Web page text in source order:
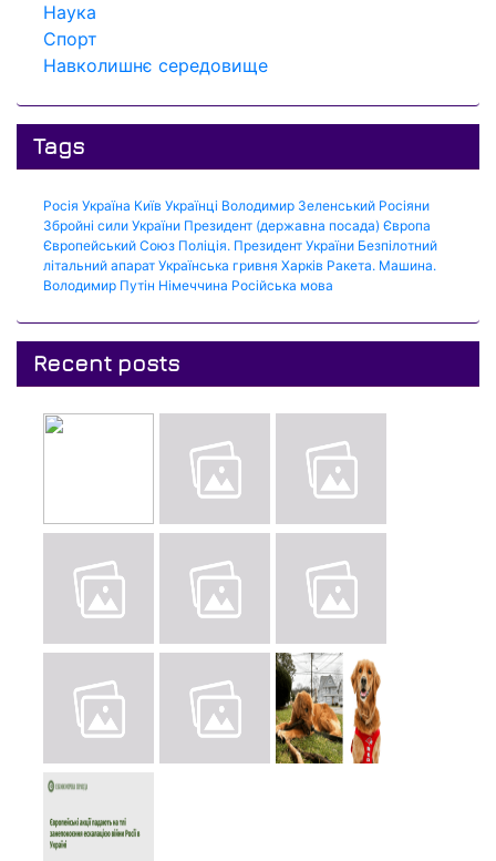
Наука
Спорт
Навколишнє середовище
Tags
Росія Україна Київ Українці Володимир Зеленський Росіяни
Збройні сили України Президент (державна посада) Європа
Європейський Союз Поліція. Президент України Безпілотний
літальний апарат Українська гривня Харків Ракета. Машина.
Володимир Путін Німеччина Російська мова
Recent posts